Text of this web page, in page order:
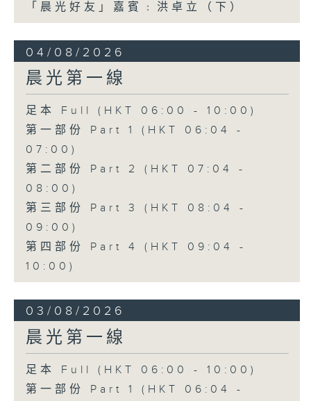
「晨光好友」嘉賓﹕洪卓立（下）
04/08/2026
晨光第一線
足本 Full (HKT 06:00 - 10:00)
第一部份 Part 1 (HKT 06:04 -
07:00)
第二部份 Part 2 (HKT 07:04 -
08:00)
第三部份 Part 3 (HKT 08:04 -
09:00)
第四部份 Part 4 (HKT 09:04 -
10:00)
03/08/2026
晨光第一線
足本 Full (HKT 06:00 - 10:00)
第一部份 Part 1 (HKT 06:04 -